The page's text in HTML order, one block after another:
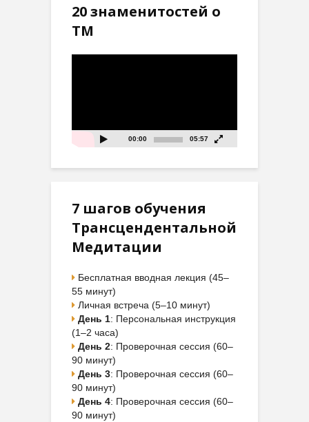
20 знаменитостей о
ТМ
00:00 05:57
7 шагов обучения
Трансцендентальной
Медитации
Бесплатная вводная лекция (45–
55 минут)
Личная встреча (5–10 минут)
День 1: Персональная инструкция
(1–2 часа)
День 2: Проверочная сессия (60–
90 минут)
День 3: Проверочная сессия (60–
90 минут)
День 4: Проверочная сессия (60–
90 минут)